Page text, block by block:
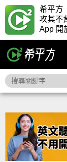
希平方
攻其不
App 開